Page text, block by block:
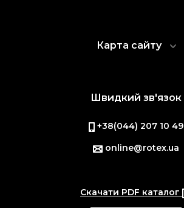
Карта сайту
Швидкий зв'язок
+38(044) 207 10 49
online@rotex.ua
Скачати PDF каталог